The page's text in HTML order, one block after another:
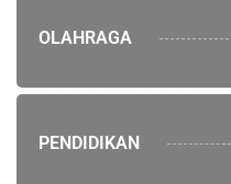
OLAHRAGA
PENDIDIKAN